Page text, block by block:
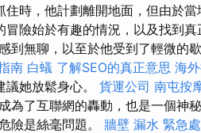
住時，他計劃離開地面，但由於
冒險始於有趣的情況，以及找到
到無聊，以至於他受到了輕微的
南 白蟻 了解SEO的真正意思 海
她放鬆身心。 貨運公司 南屯按
了互聯網的轟動，也是一個神秘
險是絲毫問題。 牆壁 漏水 緊急